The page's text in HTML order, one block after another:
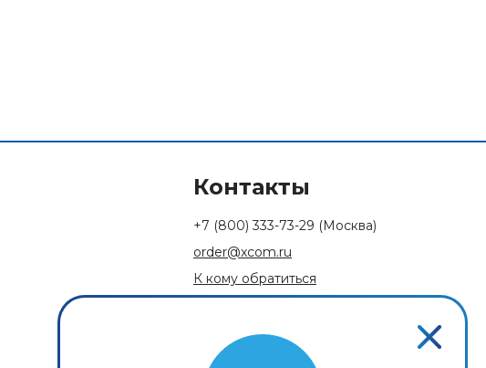
Контакты
+7 (800) 333-73-29 (Москва)
order@xcom.ru
К кому обратиться